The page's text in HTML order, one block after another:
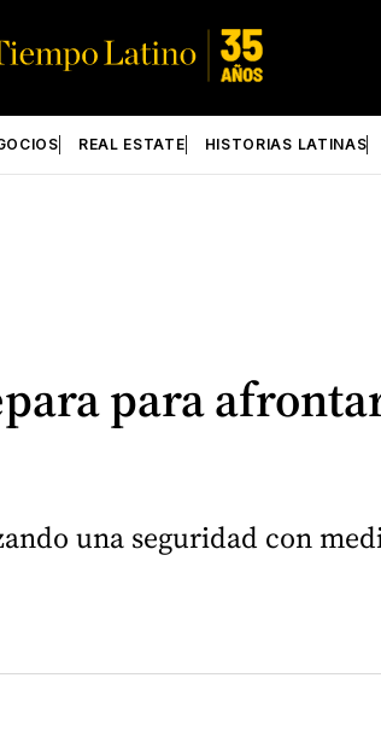
REAL ESTATE HISTORIAS LATINAS
para
una seguridad con